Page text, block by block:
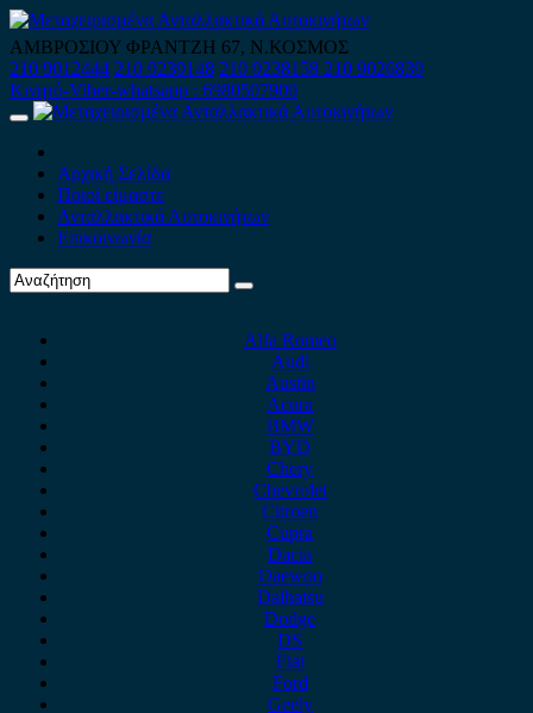
Skip
to
content
ΑΜΒΡΟΣΙΟΥ ΦΡΑΝΤΖΗ 67, Ν.ΚΟΣΜΟΣ
210 9012444 210 9239148 210 9238158 210 9026839
Κινητό-Viber-whatsapp : 6980507900
Primary
Αρχική Σελίδα
Ποιοί είμαστε
Ανταλλακτικά Αυτοκινήτων
Επικοινωνία
Alfa Romeo
Audi
Austin
Acura
BMW
BYD
Chery
Chevrolet
Citroen
Cupra
Dacia
Daewoo
Daihatsu
Dodge
DS
Fiat
Ford
Geely